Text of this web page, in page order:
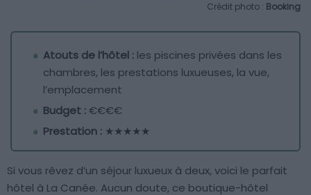
Crédit photo : Booking
Atouts de l’hôtel : les piscines privées dans les
chambres, les prestations luxueuses, la vue,
l’emplacement
Budget :€€€€
Prestation : ★★★★★
Si vous rêvez d’un séjour luxueux à deux, voici le parfait
hôtel à La Canée. Aucun doute, ce boutique-hôtel